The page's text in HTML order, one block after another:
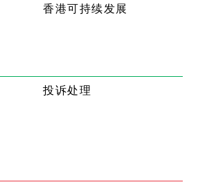
香港可持续发展
投诉处理